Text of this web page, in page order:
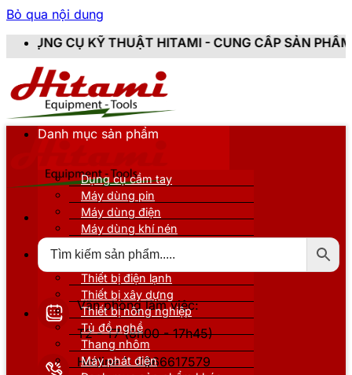
Bỏ qua nội dung
HITAMI - CUNG CẤP SẢN PHẨM CHÍNH HÃNG,
Văn phòng làm việc:
T2 - T7 (8h00 - 17h45)
Hotline 1: 0866617579
Danh mục sản phẩm
Dụng cụ cầm tay
Máy dùng pin
Máy dùng điện
Máy dùng khí nén
Thiết bị nâng đỡ
Thiết bị điện lạnh
Thiết bị xây dựng
Thiết bị nông nghiệp
Tủ đồ nghề
Thang nhôm
Máy phát điện